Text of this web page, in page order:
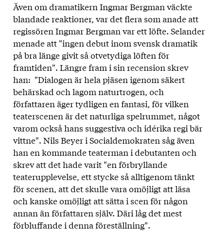
Även om dramatikern Ingmar Bergman väckte
blandade reaktioner, var det flera som anade att
regissören Ingmar Bergman var ett löfte. Selander
menade att "ingen debut inom svensk dramatik
på bra länge givit så otvetydiga löften för
framtiden". Längre fram i sin recension skrev
han: "Dialogen är hela pjäsen igenom säkert
behärskad och lagom naturtrogen, och
författaren äger tydligen en fantasi, för vilken
teaterscenen är det naturliga spelrummet, något
varom också hans suggestiva och idérika regi bär
vittne". Nils Beyer i Socialdemokraten såg även
han en kommande teaterman i debutanten och
skrev att det hade varit "en förbryllande
teaterupplevelse, ett stycke så alltigenom tänkt
för scenen, att det skulle vara omöjligt att läsa
och kanske omöjligt att sätta i scen för någon
annan än författaren själv. Däri låg det mest
förbluffande i denna föreställning".